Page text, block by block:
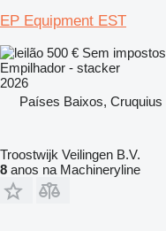
EP Equipment EST
500 € Sem impostos
Empilhador - stacker
2026
Países Baixos, Cruquius
Troostwijk Veilingen B.V.
8 anos na Machineryline